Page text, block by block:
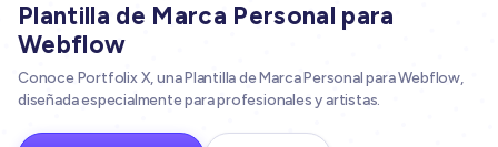
Plantilla de Marca Personal para
Webflow
Conoce Portfolix X, una Plantilla de Marca Personal para Webflow,
diseñada especialmente para profesionales y artistas.